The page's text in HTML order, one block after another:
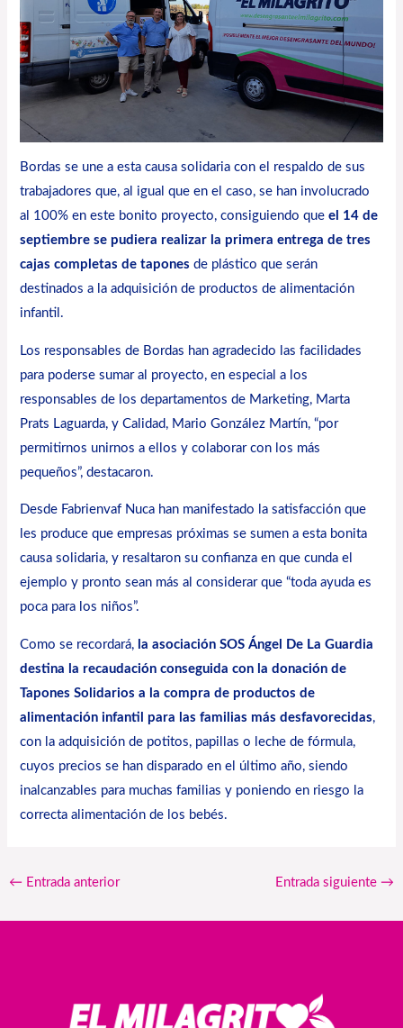
Bordas se une a esta causa solidaria con el respaldo de sus
trabajadores que, al igual que en el caso, se han involucrado
al 100% en este bonito proyecto, consiguiendo queel 14 de
septiembre se pudiera realizar la primera entrega de tres
cajas completas de tapones de plástico que serán
destinados a la adquisición de productos de alimentación
infantil.
Los responsables de Bordas han agradecido las facilidades
para poderse sumar al proyecto, en especial a los
responsables de los departamentos de Marketing, Marta
Prats Laguarda, y Calidad, Mario González Martín, “por
permitirnos unirnos a ellos y colaborar con los más
pequeños”, destacaron.
Desde Fabrienvaf Nuca han manifestado la satisfacción que
les produce que empresas próximas se sumen a esta bonita
causa solidaria, y resaltaron su confianza en que cunda el
ejemplo y pronto sean más al considerar que “toda ayuda es
poca para los niños”.
Como se recordará, la asociación SOS Ángel De La Guardia
destina la recaudación conseguida con la donación de
Tapones Solidarios a la compra de productos de
alimentación infantil para las familias más desfavorecidas,
con la adquisición de potitos, papillas o leche de fórmula,
cuyos precios se han disparado en el último año, siendo
inalcanzables para muchas familias y poniendo en riesgo la
correcta alimentación de los bebés.
← Entrada anterior Entrada siguiente →